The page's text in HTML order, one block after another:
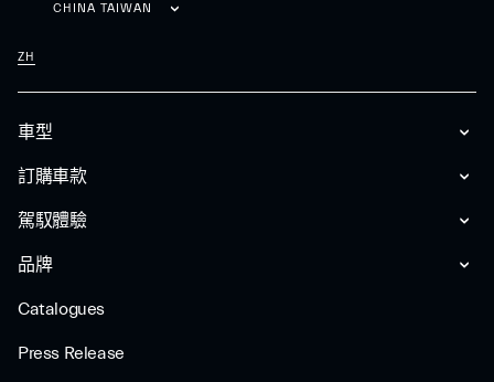
車型
訂購車款
駕馭體驗
品牌
Catalogues
Press Release
CHINA TAIWAN
ZH